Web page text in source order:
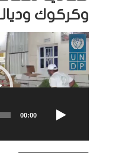
وكركوك
مشغل
الفيديو
00:00